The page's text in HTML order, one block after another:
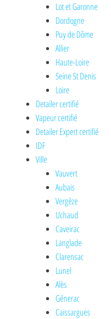
Lot et Garonne
Dordogne
Puy de Dôme
Allier
Haute-Loire
Seine St Denis
Loire
Detailer certifié
Vapeur certifié
Detailer Expert certifié
IDF
Ville
Vauvert
Aubais
Vergèze
Uchaud
Caveirac
Langlade
Clarensac
Lunel
Alès
Génerac
Caissargues